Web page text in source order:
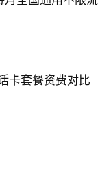
卡套餐资费对比